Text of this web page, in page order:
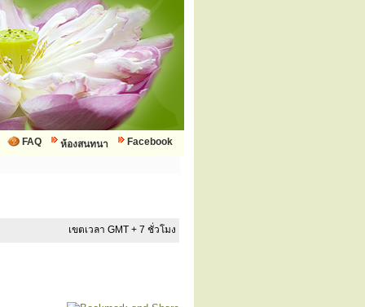
Facebook
ห้องสนทนา
FAQ
เขตเวลา GMT + 7 ชั่วโมง